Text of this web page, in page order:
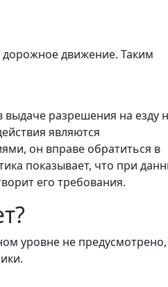
дорожное движение. Таким
разрешения на езду
являются
он вправе обратиться в
показывает, что при
его требования.
уровне не предусмотрено,